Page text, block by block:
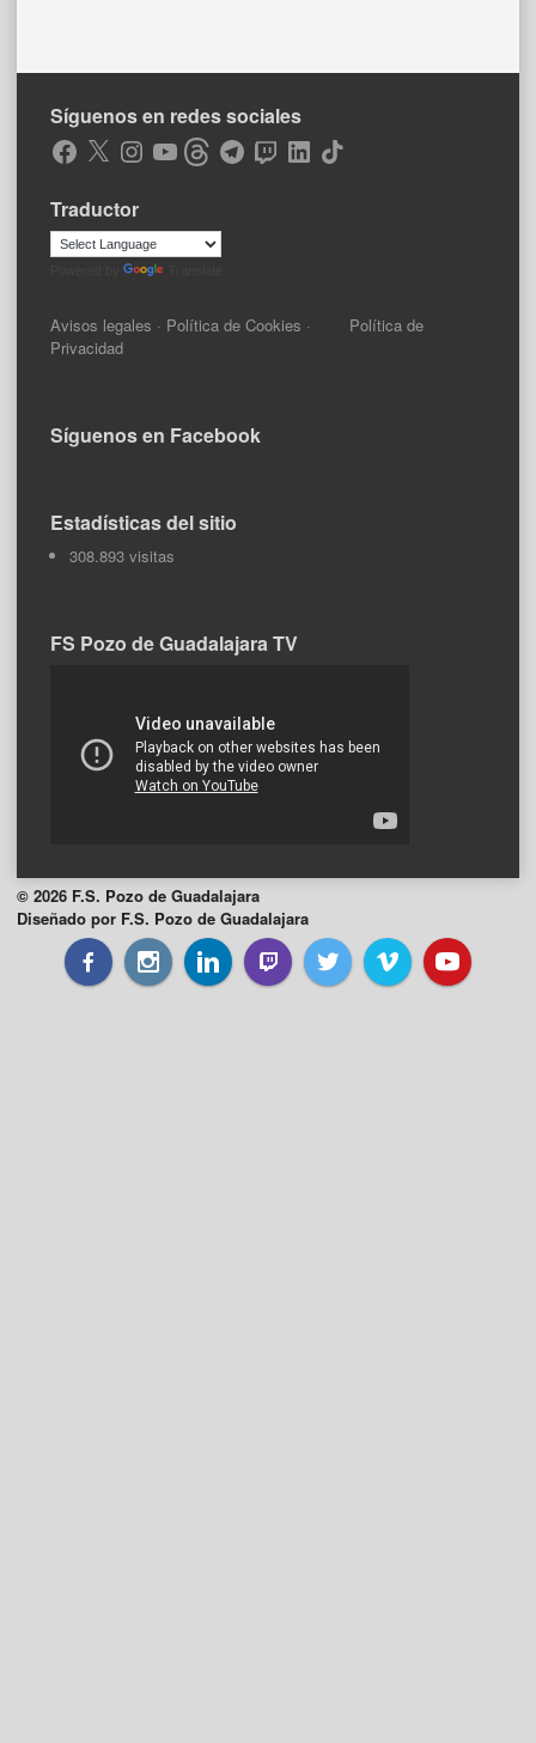
Síguenos en redes sociales
Facebook
X Instagram
YouTubeThreadsTelegramTwitchLinkedIn
TikTok
Traductor
Avisos legales · Política de Cookies · Política de
Privacidad
Síguenos en Facebook
Estadísticas del sitio
308.893 visitas
FS Pozo de Guadalajara TV
© 2026 F.S. Pozo de Guadalajara
Diseñado por F.S. Pozo de Guadalajara